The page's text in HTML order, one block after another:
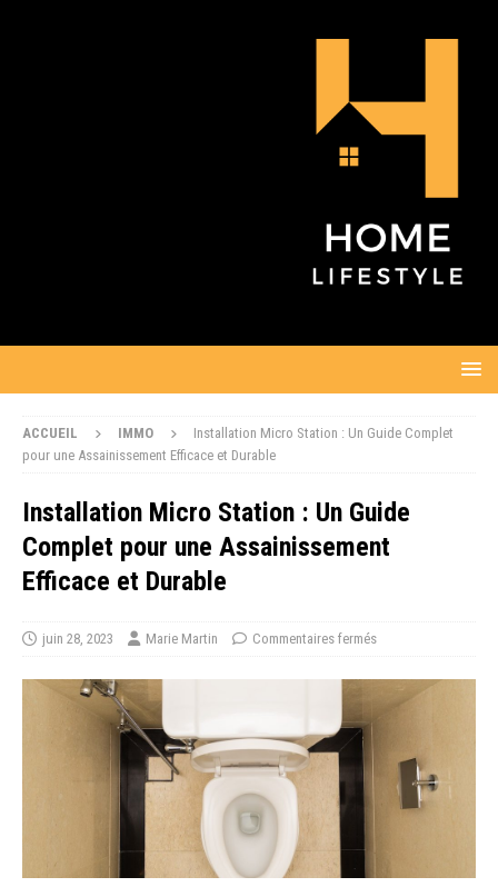
ACCUEIL IMMO
Installation Micro Station : Un Guide Complet
pour une Assainissement Efficace et Durable
Installation Micro Station : Un Guide
Complet pour une Assainissement
Efficace et Durable
juin 28, 2023 Marie Martin Commentaires fermés